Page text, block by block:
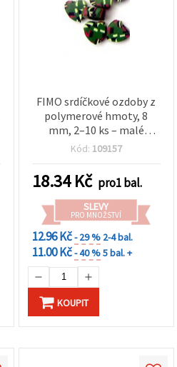
FIMO srdíčkové ozdoby z
polymerové hmoty, 8
mm, 2–10 ks – malé
dekorativní prvky na
zdobení a scrapbooking,
mix barev
Kód: 109157
18.34Kč pro1 bal.
SLEVY
PRO MNOŽSTVÍ
12.96 Kč- 29 % 2-4 bal.
11.00 Kč- 40 %5 bal. +
KOUPIT